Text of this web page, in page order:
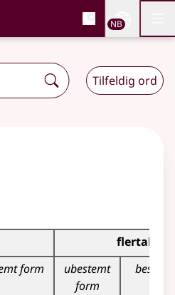
og
NB
Tilfeldig ord
substantivet
flertall
form
ubestemt
form